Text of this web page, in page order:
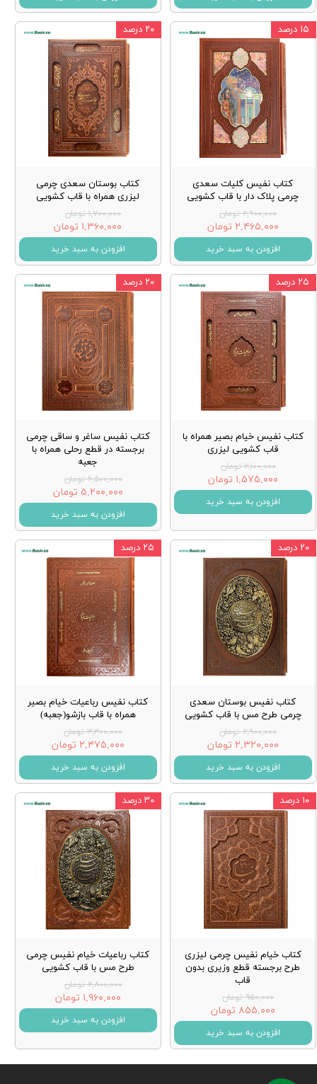
کتاب نفیس کلیات سعدی
چرمی پلاک دار با قاب کشویی
۲,۹۰۰,۰۰۰ تومان
۲,۴۶۵,۰۰۰ تومان
افزودن به سبد خرید
۱۵ درصد
کتاب بوستان سعدی چرمی
لیزری همراه با قاب کشویی
۱,۷۰۰,۰۰۰ تومان
۱,۳۶۰,۰۰۰ تومان
افزودن به سبد خرید
۲۰ درصد
کتاب نفیس خیام بصیر همراه با
قاب کشویی لیزری
۲,۱۰۰,۰۰۰ تومان
۱,۵۷۵,۰۰۰ تومان
افزودن به سبد خرید
۲۵ درصد
کتاب نفیس ساغر و ساقی چرمی
برجسته در قطع رحلی همراه با
جعبه
۶,۵۰۰,۰۰۰ تومان
۵,۲۰۰,۰۰۰ تومان
افزودن به سبد خرید
۲۰ درصد
کتاب نفیس بوستان سعدی
چرمی طرح مس با قاب کشویی
۲,۹۰۰,۰۰۰ تومان
۲,۳۲۰,۰۰۰ تومان
افزودن به سبد خرید
۲۰ درصد
کتاب نفیس رباعیات خیام بصیر
همراه با قاب بازشو(جعبه)
۳,۳۰۰,۰۰۰ تومان
۲,۴۷۵,۰۰۰ تومان
افزودن به سبد خرید
۲۵ درصد
کتاب خیام نفیس چرمی لیزری
طرح برجسته قطع وزیری بدون
قاب
۹۵۰,۰۰۰ تومان
۸۵۵,۰۰۰ تومان
افزودن به سبد خرید
۱۰ درصد
کتاب رباعیات خیام نفیس چرمی
طرح مس با قاب کشویی
۲,۸۰۰,۰۰۰ تومان
۱,۹۶۰,۰۰۰ تومان
افزودن به سبد خرید
۳۰ درصد